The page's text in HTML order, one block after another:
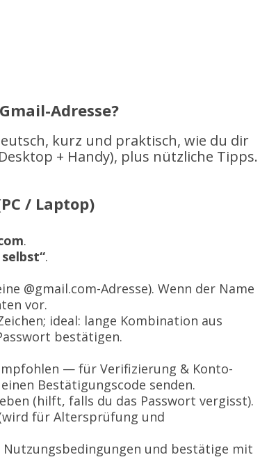
Adresse?
kurz und praktisch, wie du dir
+ Handy), plus nützliche Tipps.
/ Laptop)
.
.
@gmail.com-Adresse). Wenn der Name
vor.
ideal: lange Kombination aus
bestätigen.
— für Verifizierung & Konto-
Bestätigungscode senden.
(hilft, falls du das Passwort vergisst).
für Altersprüfung und
Nutzungsbedingungen und bestätige mit